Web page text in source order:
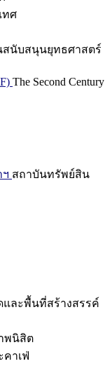
ทศ
นับสนุนยุทธศาสตร์
The Second Century
สถาบันทรัพย์สิน
ละพื้นที่สร้างสรรค์
พนิสิต
คาเฟ่